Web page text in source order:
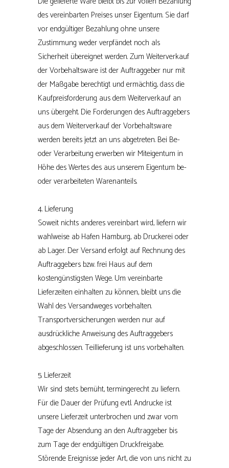
des vereinbarten Preises unser Eigentum. Sie darf
vor endgültiger Bezahlung ohne unsere
Zustimmung weder verpfändet noch als
Sicherheit übereignet werden. Zum Weiterverkauf
der Vorbehaltsware ist der Auftraggeber nur mit
der Maßgabe berechtigt und ermächtig, dass die
Kaufpreisforderung aus dem Weiterverkauf an
uns übergeht. Die Forderungen des Auftraggebers
aus dem Weiterverkauf der Vorbehaltsware
werden bereits jetzt an uns abgetreten. Bei Be-
oder Verarbeitung erwerben wir Miteigentum in
Höhe des Wertes des aus unserem Eigentum be-
oder verarbeiteten Warenanteils.
4. Lieferung
Soweit nichts anderes vereinbart wird, liefern wir
wahlweise ab Hafen Hamburg, ab Druckerei oder
ab Lager. Der Versand erfolgt auf Rechnung des
Auftraggebers bzw. frei Haus auf dem
kostengünstigsten Wege. Um vereinbarte
Lieferzeiten einhalten zu können, bleibt uns die
Wahl des Versandweges vorbehalten.
Transportversicherungen werden nur auf
ausdrückliche Anweisung des Auftraggebers
abgeschlossen. Teillieferung ist uns vorbehalten.
5. Lieferzeit
Wir sind stets bemüht, termingerecht zu liefern.
Für die Dauer der Prüfung evtl. Andrucke ist
unsere Lieferzeit unterbrochen und zwar vom
Tage der Absendung an den Auftraggeber bis
zum Tage der endgültigen Druckfreigabe.
Störende Ereignisse jeder Art, die von uns nicht zu